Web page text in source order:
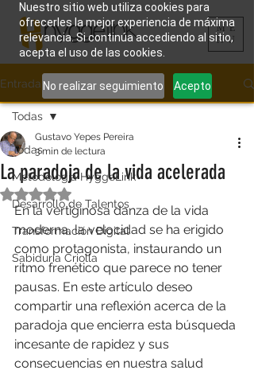
Nuestro sitio web utiliza cookies para
ofrecerles la mejor experiencia de máxima
relevancia. Si continúa accediendo al sitio,
acepta el uso de las cookies.
No realizar seguimiento Acepto
ME
NU
Entrada
Todas
Metodología HyggeLink
Desarrollo de Talentos
Transformación Digital
Sabiduría Criolla
Todas
La paradoja de la vida acelerada
Gustavo Yepes Pereira
3 min de lectura
Obtuvo NaN de 5 estrellas.
En la vertiginosa danza de la vida
moderna, la velocidad se ha erigido
como protagonista, instaurando un
ritmo frenético que parece no tener
pausas. En este artículo deseo
compartir una reflexión acerca de la
paradoja que encierra esta búsqueda
incesante de rapidez y sus
consecuencias en nuestra salud